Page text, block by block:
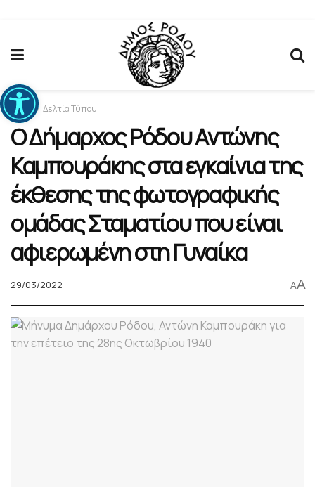
Ανοίξτε τη γραμμή εργαλείων
Home Δελτία Τύπου
Ο Δήμαρχος Ρόδου Αντώνης
Καμπουράκης στα εγκαίνια της
έκθεσης της φωτογραφικής
ομάδας Σταματίου που είναι
αφιερωμένη στη Γυναίκα
29/03/2022 AA